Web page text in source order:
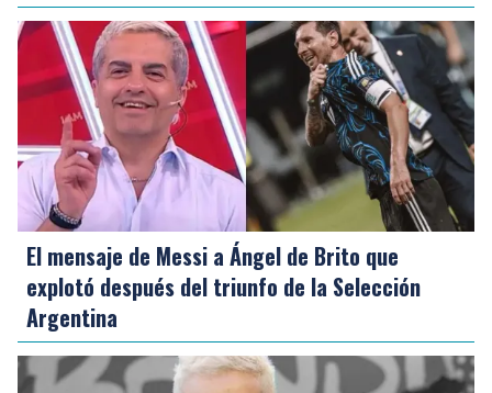
El mensaje de Messi a Ángel de Brito que
explotó después del triunfo de la Selección
Argentina